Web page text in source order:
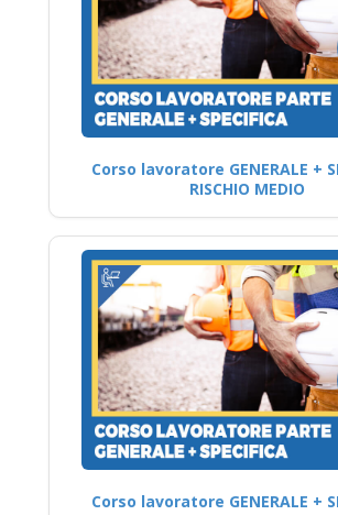
Corso lavoratore GENERALE +
RISCHIO MEDIO
Corso lavoratore GENERALE +